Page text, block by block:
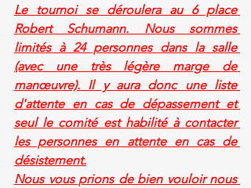
Le tournoi se déroulera au 6 place
Robert Schumann. Nous sommes
limités à 24 personnes dans la salle
(avec une très légère marge de
manœuvre). Il y aura donc une liste
d'attente en cas de dépassement et
seul le comité est habilité à contacter
les personnes en attente en cas de
désistement.
Nous vous prions de bien vouloir nous